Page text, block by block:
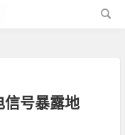
信号暴露地